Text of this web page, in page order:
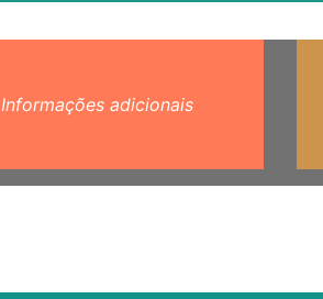
Informações adicionais